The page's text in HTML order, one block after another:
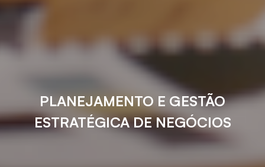
PLANEJAMENTO E GESTÃO
ESTRATÉGICA DE NEGÓCIOS